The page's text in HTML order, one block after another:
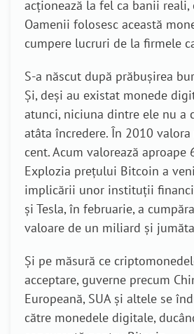
acționează la fel ca banii
Oamenii folosesc această
cumpere lucruri de la firmele
S-a născut după prăbușirea
Și, deși au existat monede
atunci, niciuna dintre ele nu a
atâta încredere. În 2010
cent. Acum valorează aproape
Explozia prețului Bitcoin a
implicării unor instituții
și Tesla, în februarie, a
valoare de un miliard și
Și pe măsură ce
acceptare, guverne precum
Europeană, SUA și altele se
către monedele digitale,